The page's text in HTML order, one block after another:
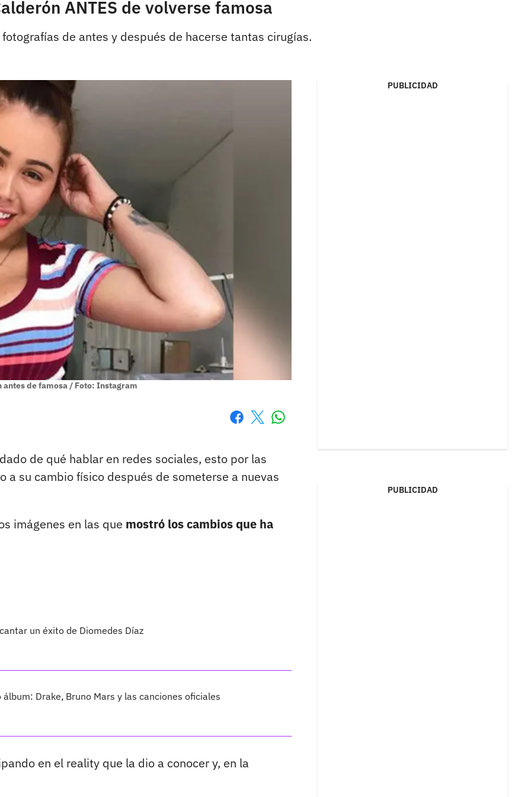
ANTES de volverse famosa
de antes y después de hacerse tantas cirugías.
antes de famosa / Foto: Instagram
de qué hablar en redes sociales, esto por las
su cambio físico después de someterse a nuevas
imágenes en las que mostró los cambios que ha
un éxito de Diomedes Díaz
Drake, Bruno Mars y las canciones oficiales
en el reality que la dio a conocer y, en la
PUBLICIDAD
PUBLICIDAD